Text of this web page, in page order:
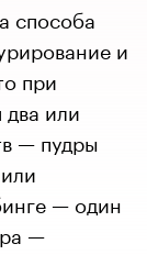
способа
и
при
два или
— пудры
— один
—